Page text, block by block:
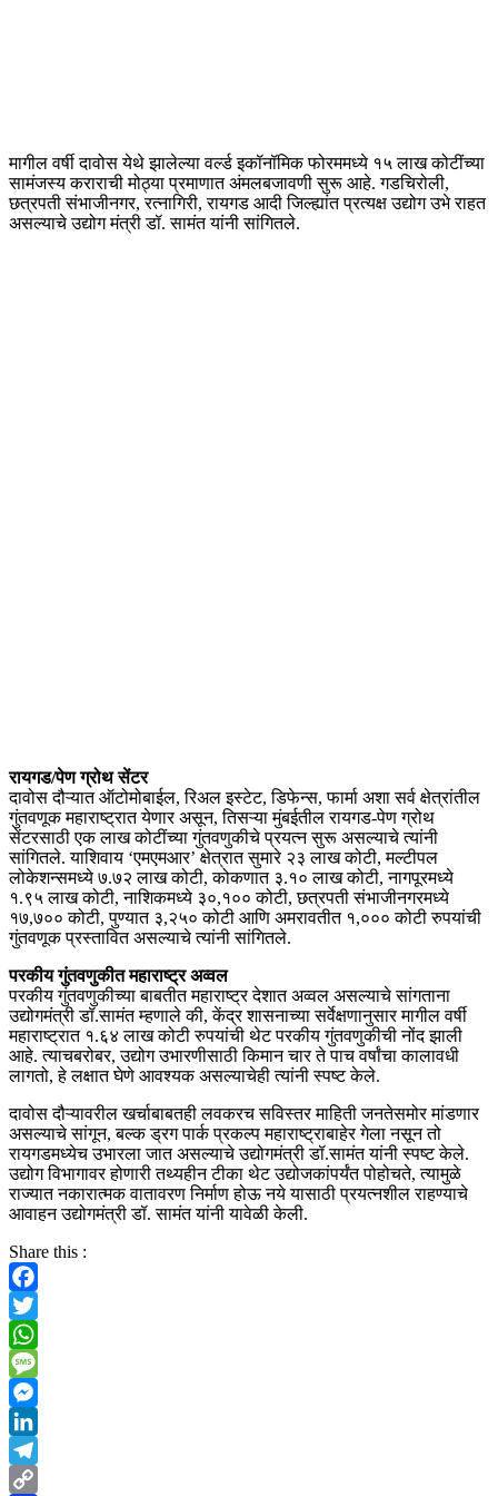
मागील वर्षी दावोस येथे झालेल्या वर्ल्ड इकॉनॉमिक फोरममध्ये १५ लाख कोटींच्या
सामंजस्य कराराची मोठ्या प्रमाणात अंमलबजावणी सुरू आहे. गडचिरोली,
छत्रपती संभाजीनगर, रत्नागिरी, रायगड आदी जिल्ह्यांत प्रत्यक्ष उद्योग उभे राहत
असल्याचे उद्योग मंत्री डॉ. सामंत यांनी सांगितले.
रायगड/पेण ग्रोथ सेंटर
दावोस दौऱ्यात ऑटोमोबाईल, रिअल इस्टेट, डिफेन्स, फार्मा अशा सर्व क्षेत्रांतील
गुंतवणूक महाराष्ट्रात येणार असून, तिसऱ्या मुंबईतील रायगड-पेण ग्रोथ
सेंटरसाठी एक लाख कोटींच्या गुंतवणुकीचे प्रयत्न सुरू असल्याचे त्यांनी
सांगितले. याशिवाय ‘एमएमआर’ क्षेत्रात सुमारे २३ लाख कोटी, मल्टीपल
लोकेशन्समध्ये ७.७२ लाख कोटी, कोकणात ३.१० लाख कोटी, नागपूरमध्ये
१.९५ लाख कोटी, नाशिकमध्ये ३०,१०० कोटी, छत्रपती संभाजीनगरमध्ये
१७,७०० कोटी, पुण्यात ३,२५० कोटी आणि अमरावतीत १,००० कोटी रुपयांची
गुंतवणूक प्रस्तावित असल्याचे त्यांनी सांगितले.
परकीय गुंतवणुकीत महाराष्ट्र अव्वल
परकीय गुंतवणुकीच्या बाबतीत महाराष्ट्र देशात अव्वल असल्याचे सांगताना
उद्योगमंत्री डॉ.सामंत म्हणाले की, केंद्र शासनाच्या सर्वेक्षणानुसार मागील वर्षी
महाराष्ट्रात १.६४ लाख कोटी रुपयांची थेट परकीय गुंतवणुकीची नोंद झाली
आहे. त्याचबरोबर, उद्योग उभारणीसाठी किमान चार ते पाच वर्षांचा कालावधी
लागतो, हे लक्षात घेणे आवश्यक असल्याचेही त्यांनी स्पष्ट केले.
दावोस दौऱ्यावरील खर्चाबाबतही लवकरच सविस्तर माहिती जनतेसमोर मांडणार
असल्याचे सांगून, बल्क ड्रग पार्क प्रकल्प महाराष्ट्राबाहेर गेला नसून तो
रायगडमध्येच उभारला जात असल्याचे उद्योगमंत्री डॉ.सामंत यांनी स्पष्ट केले.
उद्योग विभागावर होणारी तथ्यहीन टीका थेट उद्योजकांपर्यंत पोहोचते, त्यामुळे
राज्यात नकारात्मक वातावरण निर्माण होऊ नये यासाठी प्रयत्नशील राहण्याचे
आवाहन उद्योगमंत्री डॉ. सामंत यांनी यावेळी केली.
Share this :
Facebook
Twitter
WhatsApp
Message
Messenger
LinkedIn
Telegram